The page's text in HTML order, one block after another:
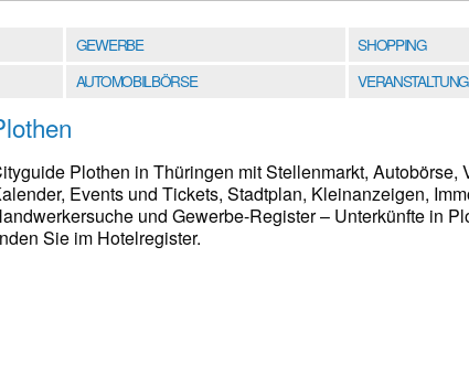
GEWERBE
SHOPPING
AUTOMOBILBÖRSE
Plothen in Thüringen mit Stellenmarkt, Autobörse,
Events und Tickets, Stadtplan, Kleinanzeigen,
und Gewerbe-Register – Unterkünfte in
Sie im Hotelregister.